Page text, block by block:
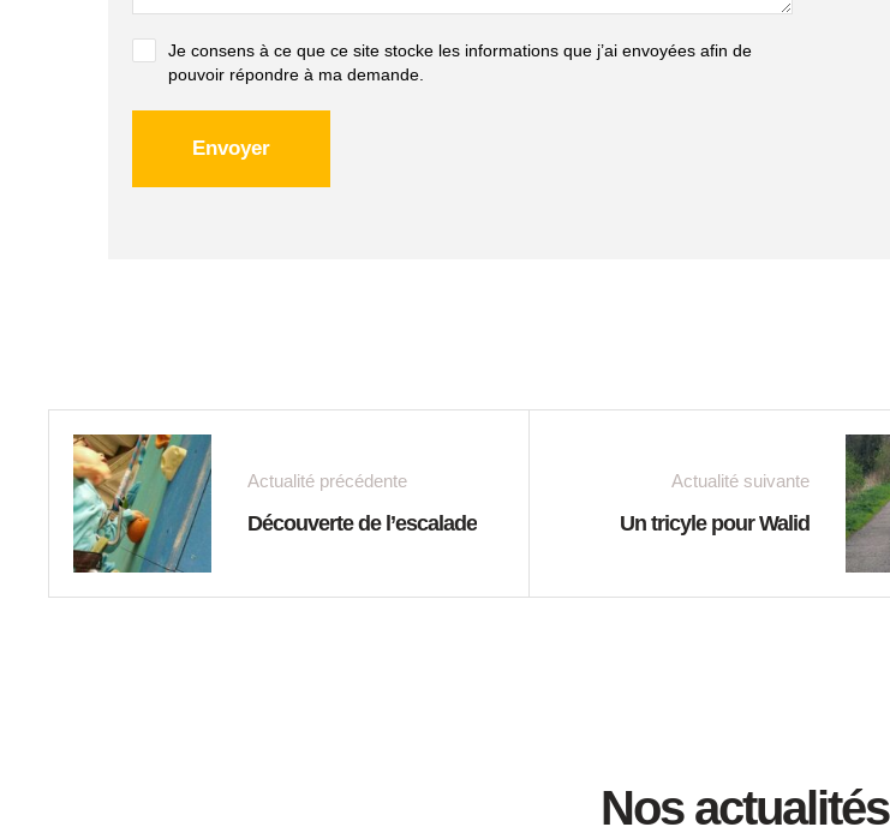
Je consens à ce que ce site stocke les informations que j’ai envoyées afin de
pouvoir répondre à ma demande.
Envoyer
Actualité précédente
Découverte de l’escalade
Actualité suivante
Un tricyle pour Walid
Nos actualités